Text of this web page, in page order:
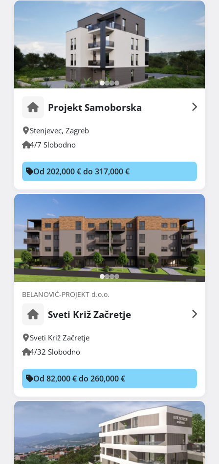
Projekt Samoborska
Stenjevec, Zagreb
4/7 Slobodno
Od 202,000 € do 317,000 €
BELANOVIĆ-PROJEKT d.o.o.
Sveti Križ Začretje
Sveti Križ Začretje
4/32 Slobodno
Od 82,000 € do 260,000 €